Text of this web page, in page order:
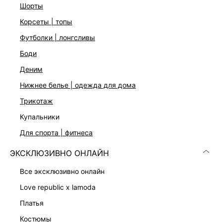
шорты
корсеты | топы
футболки | лонгсливы
боди
деним
нижнее белье | одежда для дома
трикотаж
купальники
для спорта | фитнеса
ЭКСКЛЮЗИВНО ОНЛАЙН
все эксклюзивно онлайн
love republic x lamoda
платья
костюмы
ДОСТАВКА И ВОЗВРАТ
Подробные условия доставки и возврата
Скачать
КАТАЛОГ